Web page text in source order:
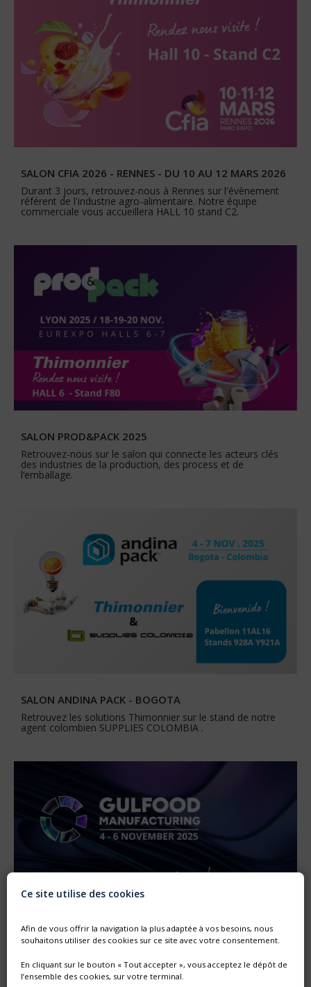
SALON CFIA 2026 - RENNES - DU 10 AU 12 MARS 2026
Durant 3 jours, retrouvez-nous à Rennes sur l'évènement
référent de l'industrie agro-alimentaire. Notre équipe
commerciale vous accueillera HALL 10 stand C2.
SALON PROD&PACK 2025
Retrouvez-nous sur le salon qui connecte les acteurs clés
des industries de la production, des process et de
l’emballage.
SALON ANDINA PACK - BOGOTA
Retrouvez les solutions Thimonnier sur le stand de notre
agent colombien SUPPLIES COLOMBIA .
Venez nous rendre visite durant le salon GULFOOD
MANUFACTURING à Dubaï du 4 au 6 novembre 2025.
Ce site utilise des cookies
Afin de vous offrir la navigation la plus adaptée à vos besoins, nous
souhaitons utiliser des cookies sur ce site avec votre consentement.
En cliquant sur le bouton « Tout accepter », vous acceptez le dépôt de
l’ensemble des cookies, sur votre terminal.